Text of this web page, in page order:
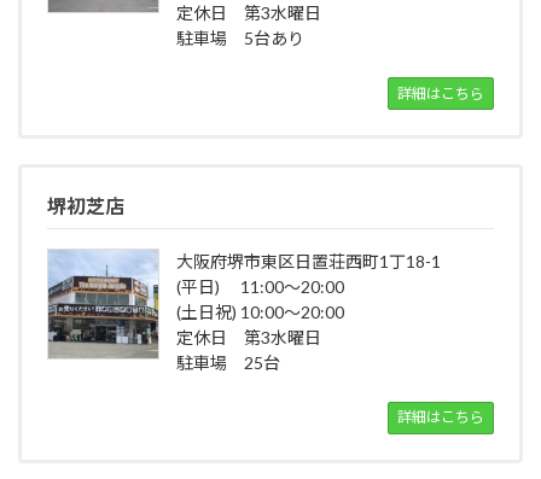
定休日 第3水曜日
駐車場 5台あり
詳細はこちら
堺初芝店
大阪府堺市東区日置荘西町1丁18-1
(平日) 11:00～20:00
(土日祝) 10:00～20:00
定休日 第3水曜日
駐車場 25台
詳細はこちら